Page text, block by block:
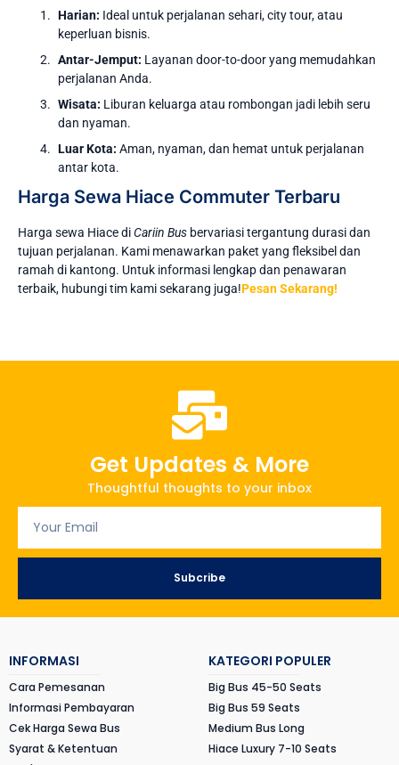
Harian: Ideal untuk perjalanan sehari, city tour, atau
keperluan bisnis.
Antar-Jemput: Layanan door-to-door yang memudahkan
perjalanan Anda.
Wisata: Liburan keluarga atau rombongan jadi lebih seru
dan nyaman.
Luar Kota: Aman, nyaman, dan hemat untuk perjalanan
antar kota.
Harga Sewa Hiace Commuter Terbaru
Harga sewa Hiace diCariin Bus bervariasi tergantung durasi dan
tujuan perjalanan. Kami menawarkan paket yang fleksibel dan
ramah di kantong. Untuk informasi lengkap dan penawaran
terbaik, hubungi tim kami sekarang juga!Pesan Sekarang!
Get Updates & More
Thoughtful thoughts to your inbox
Subcribe
INFORMASI
Cara Pemesanan
Informasi Pembayaran
Cek Harga Sewa Bus
Syarat & Ketentuan
KATEGORI POPULER
Big Bus 45-50 Seats
Big Bus 59 Seats
Medium Bus Long
Hiace Luxury 7-10 Seats